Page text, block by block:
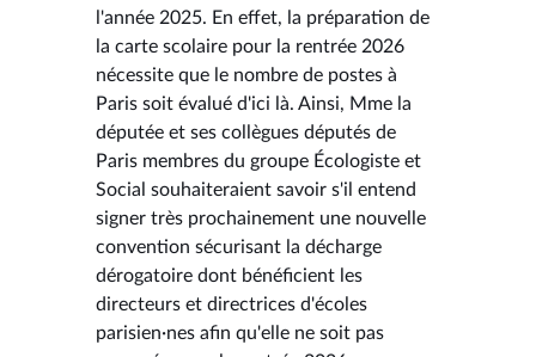
l'année 2025. En effet, la préparation de
la carte scolaire pour la rentrée 2026
nécessite que le nombre de postes à
Paris soit évalué d'ici là. Ainsi, Mme la
députée et ses collègues députés de
Paris membres du groupe Écologiste et
Social souhaiteraient savoir s'il entend
signer très prochainement une nouvelle
convention sécurisant la décharge
dérogatoire dont bénéficient les
directeurs et directrices d'écoles
parisien·nes afin qu'elle ne soit pas